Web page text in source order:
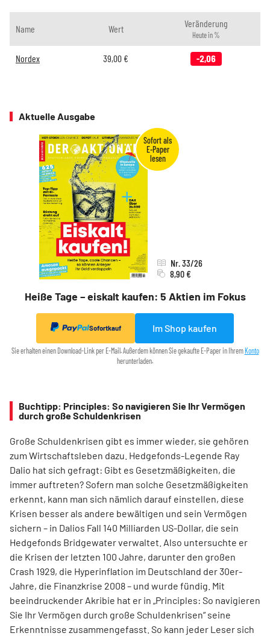
Name Wert Veränderung
Heute in %
Nordex 39,00 € -2,06
Aktuelle Ausgabe
Heiße Tage – eiskalt kaufen: 5 Aktien im Fokus
Nr. 33/26
8,90 €
Sofortkauf Im Shop kaufen
Sie erhalten einen Download-Link per E-Mail. Außerdem können Sie gekaufte E-Paper in IhremKonto
herunterladen.
Buchtipp: Principles: So navigieren Sie Ihr Vermögen
durch große Schuldenkrisen
Große Schuldenkrisen gibt es immer wieder, sie gehören
zum Wirtschaftsleben dazu. Hedgefonds-Legende Ray
Dalio hat sich gefragt: Gibt es Gesetzmäßigkeiten, die
immer auftreten? Sofern man solche Gesetzmäßigkeiten
erkennt, kann man sich nämlich darauf einstellen, diese
Krisen besser als andere bewältigen und sein Vermögen
sichern – in Dalios Fall 140 Milliarden US-Dollar, die sein
Hedgefonds Bridgewater verwaltet. Also untersuchte er
die Krisen der letzten 100 Jahre, darunter den großen
Crash 1929, die Hyperinflation im Deutschland der 30er-
Jahre, die Finanzkrise 2008 – und wurde fündig. Mit
beeindruckender Akribie hat er in „Principles: So navigieren
Sie Ihr Vermögen durch große Schuldenkrisen“ seine
Erkenntnisse zusammengefasst. So kann jeder Leser sich